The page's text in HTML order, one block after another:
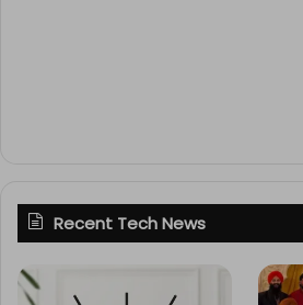
Recent Tech News